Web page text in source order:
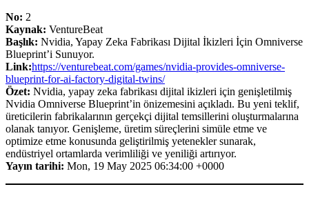
No: 2
Kaynak: VentureBeat
Başlık: Nvidia, Yapay Zeka Fabrikası Dijital İkizleri İçin Omniverse
Blueprint’i Sunuyor.
Link:https://venturebeat.com/games/nvidia-provides-omniverse-
blueprint-for-ai-factory-digital-twins/
Özet: Nvidia, yapay zeka fabrikası dijital ikizleri için genişletilmiş
Nvidia Omniverse Blueprint’in önizemesini açıkladı. Bu yeni teklif,
üreticilerin fabrikalarının gerçekçi dijital temsillerini oluşturmalarına
olanak tanıyor. Genişleme, üretim süreçlerini simüle etme ve
optimize etme konusunda geliştirilmiş yetenekler sunarak,
endüstriyel ortamlarda verimliliği ve yeniliği artırıyor.
Yayın tarihi: Mon, 19 May 2025 06:34:00 +0000